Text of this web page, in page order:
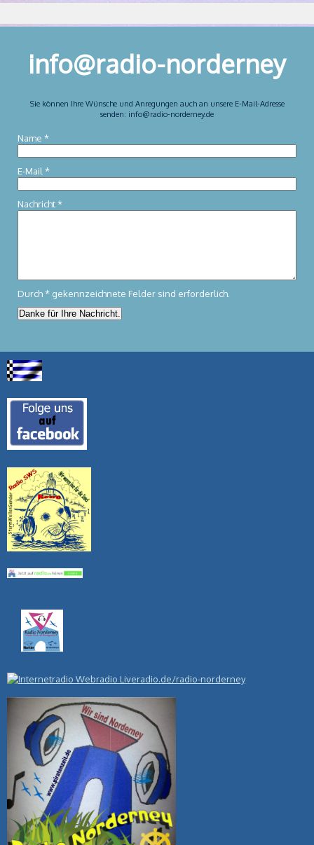
info@radio-norderney
Sie können Ihre Wünsche und Anregungen auch an unsere E-Mail-Adresse
senden: info@radio-norderney.de
Name *
E-Mail *
Nachricht*
Durch* gekennzeichnete Felder sind erforderlich.